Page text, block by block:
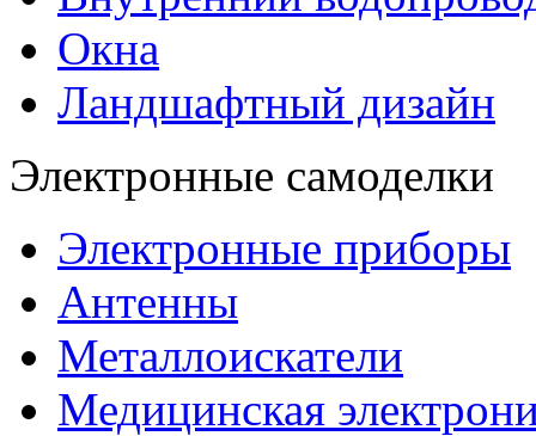
Окна
Ландшафтный дизайн
Электронные самоделки
Электронные приборы
Антенны
Металлоискатели
Медицинская